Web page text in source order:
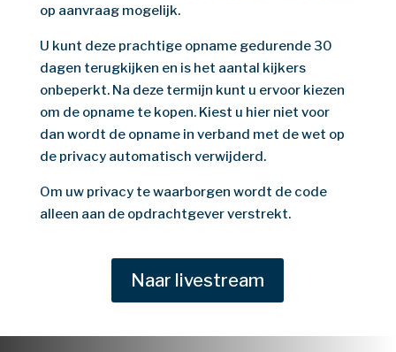
op aanvraag mogelijk.
U kunt deze prachtige opname gedurende 30
dagen terugkijken en is het aantal kijkers
onbeperkt. Na deze termijn kunt u ervoor kiezen
om de opname te kopen. Kiest u hier niet voor
dan wordt de opname in verband met de wet op
de privacy automatisch verwijderd.
Om uw privacy te waarborgen wordt de code
alleen aan de opdrachtgever verstrekt.
Naar livestream